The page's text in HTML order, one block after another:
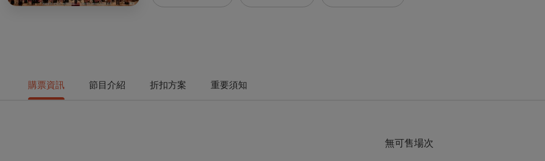
購票資訊 節目介紹 折扣方案 重要須知
無可售場次